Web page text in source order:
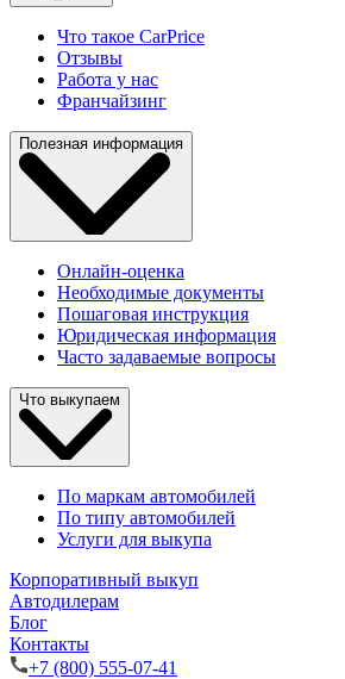
Что такое CarPrice
Отзывы
Работа у нас
Франчайзинг
Полезная информация
Онлайн-оценка
Необходимые документы
Пошаговая инструкция
Юридическая информация
Часто задаваемые вопросы
Что выкупаем
По маркам автомобилей
По типу автомобилей
Услуги для выкупа
Корпоративный выкуп
Автодилерам
Блог
Контакты
+7 (800) 555-07-41